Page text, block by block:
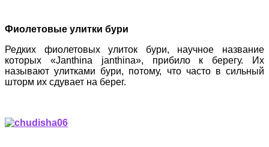
Фиолетовые улитки бури
Редких фиолетовых улиток бури, научное название
которых «Janthina janthina», прибило к берегу. Их
называют улитками бури, потому, что часто в сильный
шторм их сдувает на берег.